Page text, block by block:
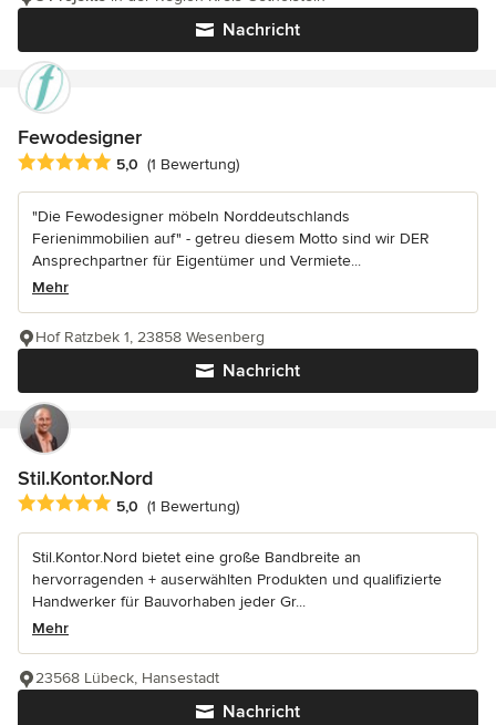
Nachricht
Fewodesigner
Durchschnittliche Bewertung: 5 von 5 Sternen
5,0 (1 Bewertung)
"Die Fewodesigner möbeln Norddeutschlands
Ferienimmobilien auf" - getreu diesem Motto sind wir DER
Ansprechpartner für Eigentümer und Vermiete...
Mehr
Nachricht
Hof Ratzbek 1, 23858 Wesenberg
Stil.Kontor.Nord
Durchschnittliche Bewertung: 5 von 5 Sternen
5,0 (1 Bewertung)
Stil.Kontor.Nord bietet eine große Bandbreite an
hervorragenden + auserwählten Produkten und qualifizierte
Handwerker für Bauvorhaben jeder Gr...
Mehr
Nachricht
23568 Lübeck, Hansestadt